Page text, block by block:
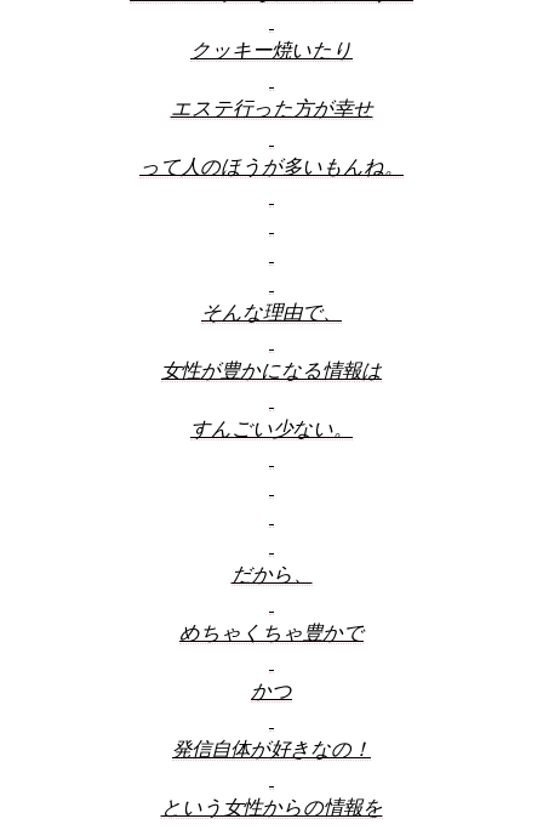
クッキー焼いたり
エステ行った方が幸せ
って人のほうが多いもんね。
そんな理由で、
女性が豊かになる情報は
すんごい少ない。
だから、
めちゃくちゃ豊かで
かつ
発信自体が好きなの！
という女性からの情報を